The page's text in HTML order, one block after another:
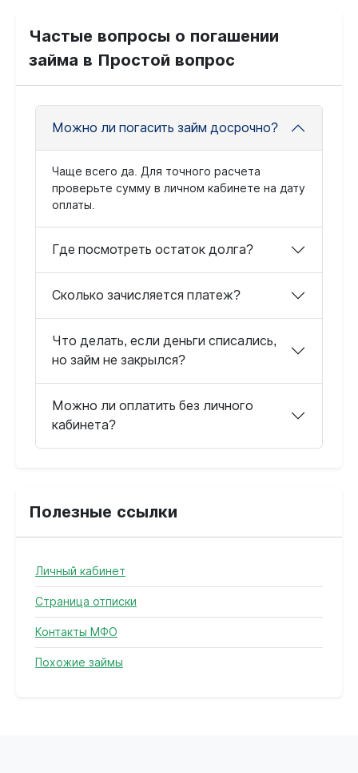
Частые вопросы о погашении
займа в Простой вопрос
Можно ли погасить займ досрочно?
Чаще всего да. Для точного расчета
проверьте сумму в личном кабинете на дату
оплаты.
Где посмотреть остаток долга?
Сколько зачисляется платеж?
Что делать, если деньги списались,
но займ не закрылся?
Можно ли оплатить без личного
кабинета?
Полезные ссылки
Личный кабинет
Страница отписки
Контакты МФО
Похожие займы